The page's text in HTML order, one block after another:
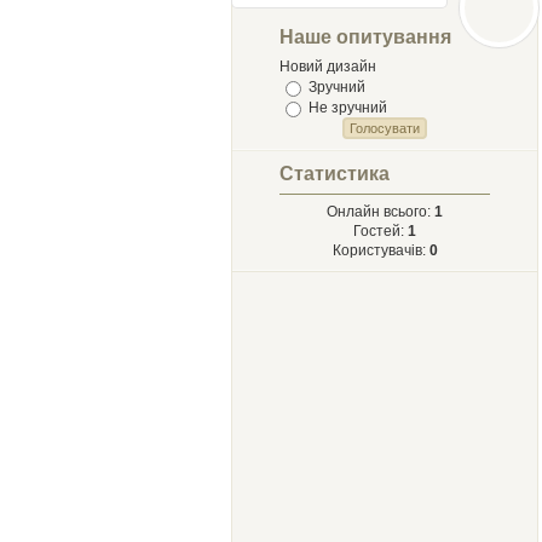
Лыст
Твору Ырий
Наше опитування
Новий дизайн
Зручний
Не зручний
Статистика
Онлайн всього: 1
Гостей: 1
Користувачів: 0